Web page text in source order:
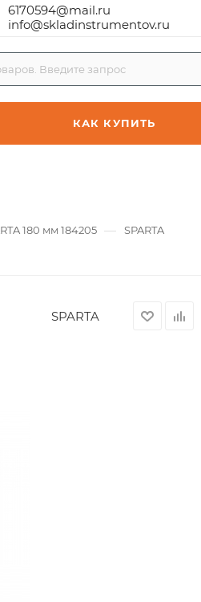
6170594@mail.ru
info@skladinstrumentov.ru
КАК КУПИТЬ
180 мм 184205 — SPARTA
SPARTA